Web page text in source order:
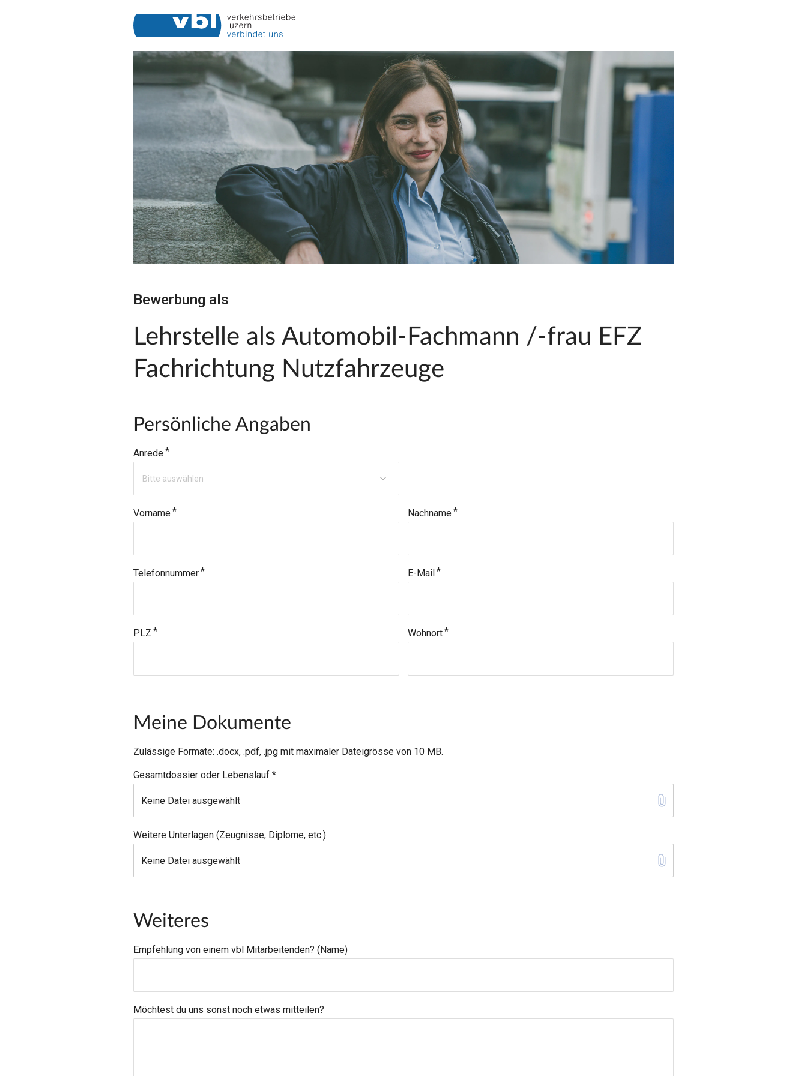
Bewerbung als
Lehrstelle als Automobil-Fachmann /-frau EFZ
Fachrichtung Nutzfahrzeuge
Persönliche Angaben
Anrede
Bitte auswählen
Vorname Nachname
Telefonnummer E-Mail
PLZ Wohnort
Meine Dokumente
Zulässige Formate: .docx, .pdf, .jpg mit maximaler Dateigrösse von 10 MB.
Gesamtdossier oder Lebenslauf *
Keine Datei ausgewählt
Weitere Unterlagen (Zeugnisse, Diplome, etc.)
Keine Datei ausgewählt
Weiteres
Empfehlung von einem vbl Mitarbeitenden? (Name)
Möchtest du uns sonst noch etwas mitteilen?